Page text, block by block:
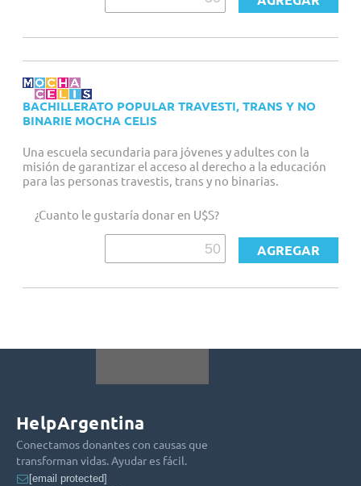
BACHILLERATO POPULAR TRAVESTI, TRANS Y NO
BINARIE MOCHA CELIS
Una escuela secundaria para jóvenes y adultes con la
misión de garantizar el acceso al derecho a la educación
para las personas travestis, trans y no binarias.
¿Cuanto le gustaría donar en U$S?
HelpArgentina
Conectamos donantes con causas que
transforman vidas. Ayudar es fácil.
[email protected]